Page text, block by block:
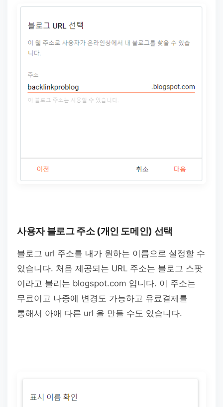
사용자 블로그 주소 (개인 도메인) 선택
블로그 url 주소를 내가 원하는 이름으로 설정할 수
있습니다. 처음 제공되는 URL 주소는 블로그 스팟
이라고 불리는 blogspot.com 입니다. 이 주소는
무료이고 나중에 변경도 가능하고 유료결제를
통해서 아애 다른 url 을 만들 수도 있습니다.